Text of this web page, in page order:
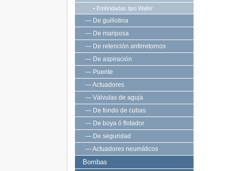
• Embridadas tipo Wafer
— De guillotina
— De mariposa
— De retención antirretornos
— De aspiración
— Puente
— Actuadores
— Válvulas de aguja
— De fondo de cubas
— De boya ó flotador
— De seguridad
— Actuadores neumáticos
Bombas